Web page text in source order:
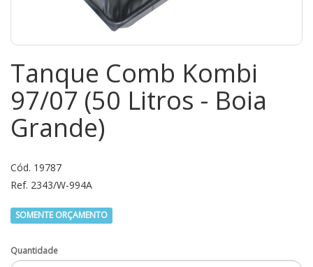
Tanque Comb Kombi
97/07 (50 Litros - Boia
Grande)
Cód. 19787
Ref. 2343/W-994A
SOMENTE ORÇAMENTO
Quantidade